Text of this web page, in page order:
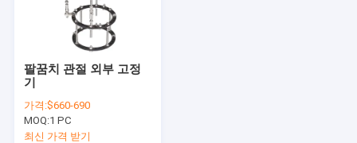
팔꿈치 관절 외부 고정
기
가격:$660-690
MOQ:1 PC
최신 가격 받기